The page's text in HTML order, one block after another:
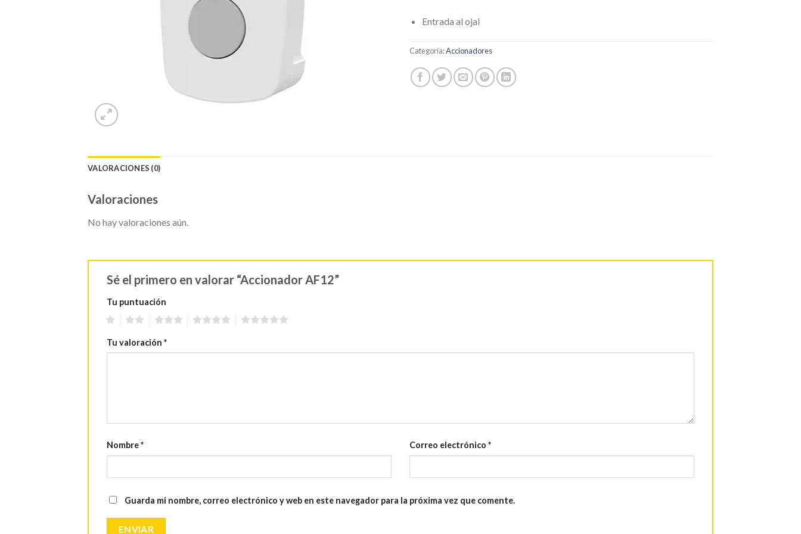
Entrada al ojal
Categoría:Accionadores
VALORACIONES (0)
Valoraciones
No hay valoraciones aún.
Sé el primero en valorar “Accionador AF12”
Tu puntuación
Tu valoración *
Nombre* Correo electrónico *
Guarda mi nombre, correo electrónico y web en este navegador para la próxima vez que comente.